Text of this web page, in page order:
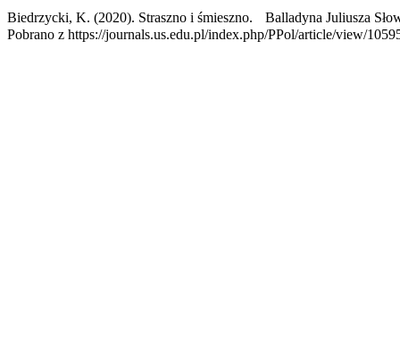
Biedrzycki, K. (2020). Straszno i śmieszno. Balladyna Juliusza
Pobrano z https://journals.us.edu.pl/index.php/PPol/article/view/